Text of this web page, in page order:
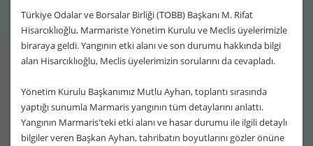
Türkiye Odalar ve Borsalar Birliği (TOBB) Başkanı M. Rifat
Hisarcıklıoğlu, Marmariste Yönetim Kurulu ve Meclis üyelerimizle
biraraya geldi. Yangının etki alanı ve son durumu hakkında bilgi
alan Hisarcıklıoğlu, Meclis üyelerimizin sorularını da cevapladı.
Yönetim Kurulu Başkanımız Mutlu Ayhan, toplantı sırasında
yaptığı sunumla Marmaris yangının tüm detaylarını anlattı.
Yangının Marmaris'teki etki alanı ve hasar durumu ile ilgili detaylı
bilgiler veren Başkan Ayhan, tahribatın boyutlarını gözler önüne